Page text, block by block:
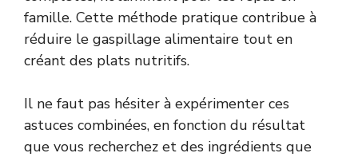
famille. Cette méthode pratique contribue à
réduire le gaspillage alimentaire tout en
créant des plats nutritifs.
Il ne faut pas hésiter à expérimenter ces
astuces combinées, en fonction du résultat
que vous recherchez et des ingrédients que